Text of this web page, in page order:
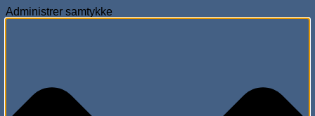
Administrer samtykke